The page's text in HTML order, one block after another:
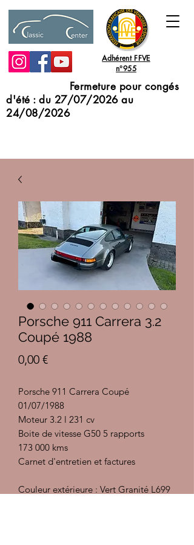
Adhérent FFVE
n°955
Fermeture pour congés
d'été : du 27/07/2026 au
24/08/2026
Porsche 911 Carrera 3.2
Coupé 1988
0,00 €Prix
Porsche 911 Carrera Coupé
01/07/1988
Moteur 3.2 l 231 cv
Boite de vitesse G50 5 rapports
173 000 kms
Carnet d'entretien et factures
Couleur extérieure : Vert Granité L699